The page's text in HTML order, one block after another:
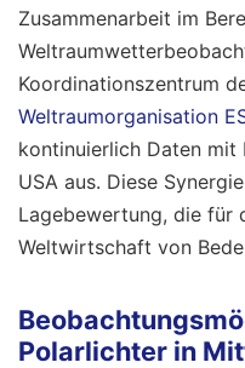
Zusammenarbeit im
Koordinationszentrum
Weltraumorganisation
kontinuierlich Daten mit
USA aus. Diese
Lagebewertung, die für
Weltwirtschaft von
Polarlichter in